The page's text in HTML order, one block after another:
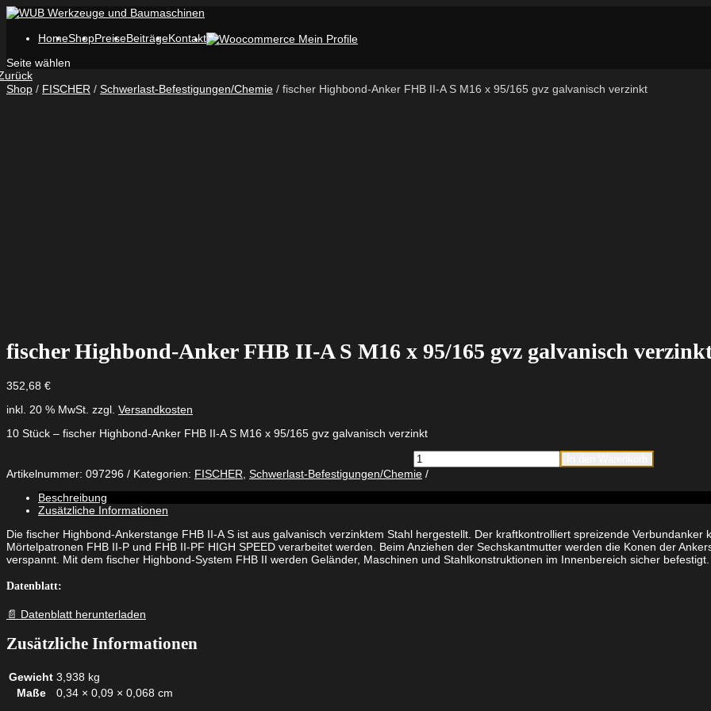
HomeShopPreiseBeiträgeKontakt
Seite wählen
Shop / FISCHER / Schwerlast-Befestigungen/Chemie / fischer Highbond-Anker FHB II-A S M16 x 95/165 gvz galvanisch verzinkt
fischer Highbond-Anker FHB II-A S M16 x 95/165 gvz galvanisch
352,68 €
inkl. 20 % MwSt. zzgl. Versandkosten
10 Stück – fischer Highbond-Anker FHB II-A S M16 x 95/165 gvz galvanisch verzinkt
fischer
Highbond-
Anker
FHB
II-
S
M16
x
Artikelnummer: 097296 Kategorien: FISCHER Schwerlast-Befestigungen/Chemie
Beschreibung
Zusätzliche Informationen
Die fischer Highbond-Ankerstange FHB II-A S ist aus galvanisch verzinktem Stahl hergestellt. Der kraftkontrolliert spreizende
Mörtelpatronen FHB II-P und FHB II-PF HIGH SPEED verarbeitet werden. Beim Anziehen der Sechskantmutter werden die Konen der
verspannt. Mit dem fischer Highbond-System FHB II werden Geländer, Maschinen und Stahlkonstruktionen im Innenbereich sicher befestigt.
Datenblatt:
📄 Datenblatt herunterladen
Zusätzliche Informationen
Gewicht 3,938 kg
Maße
0,34 × 0,09 × 0,068 cm